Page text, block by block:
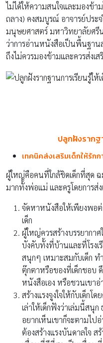
ไม่ได้ให้ความสนใจและมองข้
ถลาง) คงสมบูรณ์ อาจารย์ประ
มนุษยศาสตร์ มหาวิทยาลัยศรี
ว่าการอ่านหนังสือเป็นพื้นฐาน
ถึงไม่ควรมองข้ามและควรส่งเ
ปลูกฝังรากฐ
เทคนิคส่งเสริมเด็กให้รักก
ผู้ใหญ่คือคนที่ใกล้ชิดเด็กที่สุด
มากทั้งพ่อแม่ และครูโดยการส่
จัดหาหนังสือให้เพียงพอ
เด็ก
ผู้ใหญ่ควรสร้างบรรยากาศ
บังคับทั้งที่บ้านและที่โรง
สนุกๆ เหมาะสมกับเด็ก ท
ตุ๊กตาหรือของที่เด็กชอบ
หนังสือเอง หรือชวนเขา
สร้างแรงจูงใจให้กับเด็
เล่าให้เด็กฟังว่าเล่มนี้สนุ
อยากเห็นเขาก็จะตามไป
ต้องสร้างแรงบันดาลใจ ส